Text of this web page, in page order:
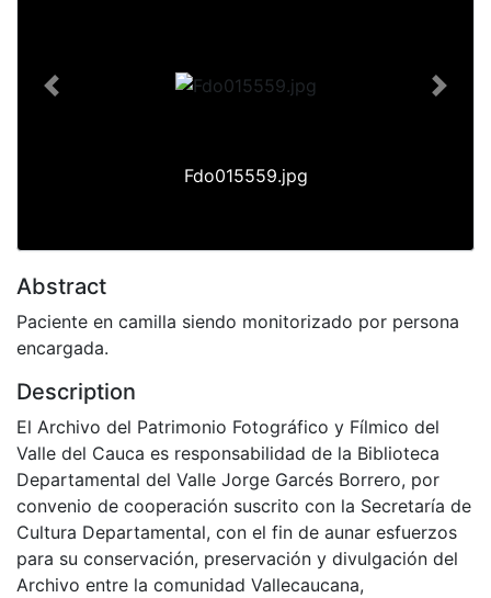
Fdo015559.jpg
Previous Next
Abstract
Paciente en camilla siendo monitorizado por persona
encargada.
Description
El Archivo del Patrimonio Fotográfico y Fílmico del
Valle del Cauca es responsabilidad de la Biblioteca
Departamental del Valle Jorge Garcés Borrero, por
convenio de cooperación suscrito con la Secretaría de
Cultura Departamental, con el fin de aunar esfuerzos
para su conservación, preservación y divulgación del
Archivo entre la comunidad Vallecaucana,